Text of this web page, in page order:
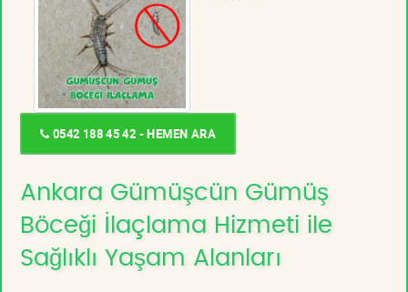
0542 188 45 42 - HEMEN ARA
Ankara Gümüşcün Gümüş
Böceği İlaçlama Hizmeti ile
Sağlıklı Yaşam Alanları